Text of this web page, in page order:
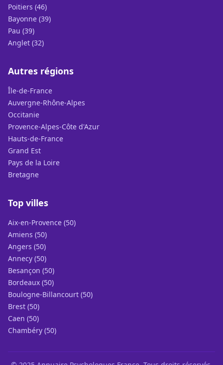
Poitiers (46)
Bayonne (39)
Pau (39)
Anglet (32)
Autres régions
Île-de-France
Auvergne-Rhône-Alpes
Occitanie
Provence-Alpes-Côte d'Azur
Hauts-de-France
Grand Est
Pays de la Loire
Bretagne
Top villes
Aix-en-Provence (50)
Amiens (50)
Angers (50)
Annecy (50)
Besançon (50)
Bordeaux (50)
Boulogne-Billancourt (50)
Brest (50)
Caen (50)
Chambéry (50)